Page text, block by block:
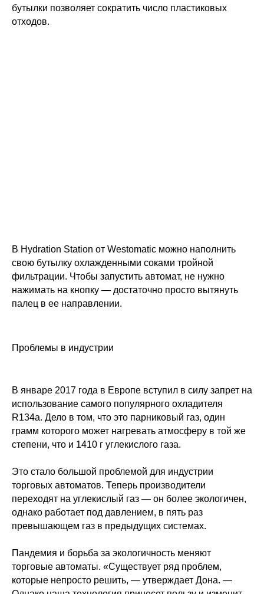
бутылки позволяет сократить число пластиковых
отходов.
В Hydration Station от Westomatic можно наполнить
свою бутылку охлажденными соками тройной
фильтрации. Чтобы запустить автомат, не нужно
нажимать на кнопку — достаточно просто вытянуть
палец в ее направлении.
Проблемы в индустрии
В январе 2017 года в Европе вступил в силу запрет на
использование самого популярного охладителя
R134a. Дело в том, что это парниковый газ, один
грамм которого может нагревать атмосферу в той же
степени, что и 1410 г углекислого газа.
Это стало большой проблемой для индустрии
торговых автоматов. Теперь производители
переходят на углекислый газ — он более экологичен,
однако работает под давлением, в пять раз
превышающем газ в предыдущих системах.
Пандемия и борьба за экологичность меняют
торговые автоматы. «Существует ряд проблем,
которые непросто решить, — утверждает Дона. —